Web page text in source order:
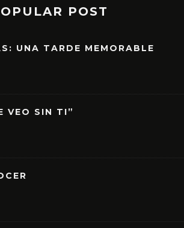
POST
UNA TARDE MEMORABLE
VEO SIN TI”